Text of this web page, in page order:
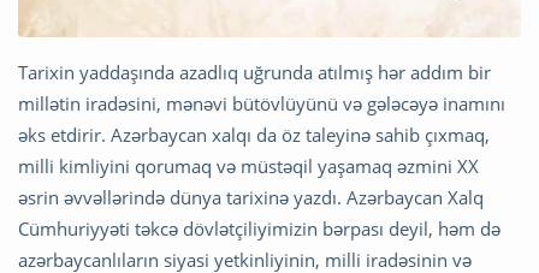
Tarixin yaddaşında azadlıq uğrunda atılmış hər addım bir
millətin iradəsini, mənəvi bütövlüyünü və gələcəyə inamını
əks etdirir. Azərbaycan xalqı da öz taleyinə sahib çıxmaq,
milli kimliyini qorumaq və müstəqil yaşamaq əzmini XX
əsrin əvvəllərində dünya tarixinə yazdı. Azərbaycan Xalq
Cümhuriyyəti təkcə dövlətçiliyimizin bərpası deyil, həm də
azərbaycanlıların siyasi yetkinliyinin, milli iradəsinin və